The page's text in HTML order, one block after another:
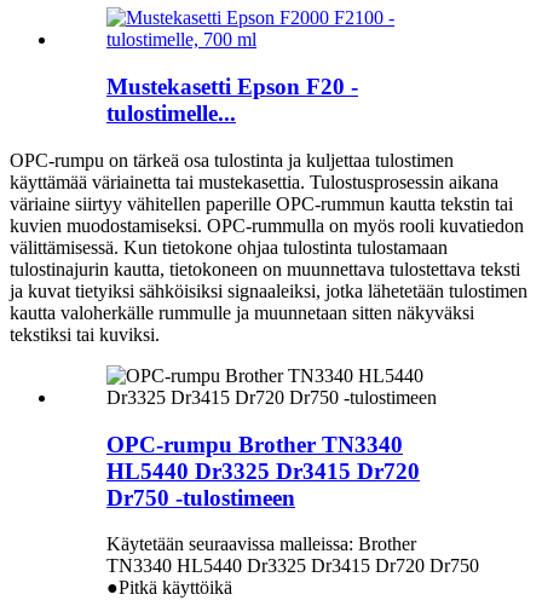
Mustekasetti Epson F20 -
tulostimelle...
OPC-rumpu on tärkeä osa tulostinta ja kuljettaa tulostimen
käyttämää väriainetta tai mustekasettia. Tulostusprosessin aikana
väriaine siirtyy vähitellen paperille OPC-rummun kautta tekstin tai
kuvien muodostamiseksi. OPC-rummulla on myös rooli kuvatiedon
välittämisessä. Kun tietokone ohjaa tulostinta tulostamaan
tulostinajurin kautta, tietokoneen on muunnettava tulostettava teksti
ja kuvat tietyiksi sähköisiksi signaaleiksi, jotka lähetetään tulostimen
kautta valoherkälle rummulle ja muunnetaan sitten näkyväksi
tekstiksi tai kuviksi.
OPC-rumpu Brother TN3340
HL5440 Dr3325 Dr3415 Dr720
Dr750 -tulostimeen
Käytetään seuraavissa malleissa: Brother
TN3340 HL5440 Dr3325 Dr3415 Dr720 Dr750
●Pitkä käyttöikä